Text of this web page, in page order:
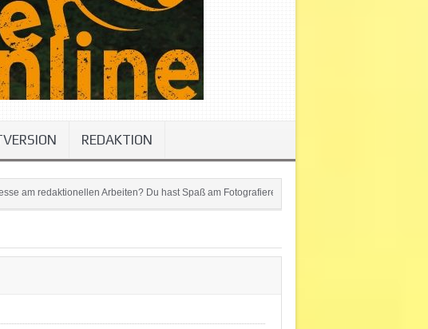
REDAKTION
Arbeiten? Du hast Spaß am Fotografieren oder Berichte schreiben? Werde jetzt Teil